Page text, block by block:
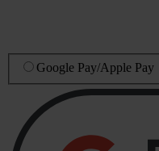
Google Pay/Apple Pay